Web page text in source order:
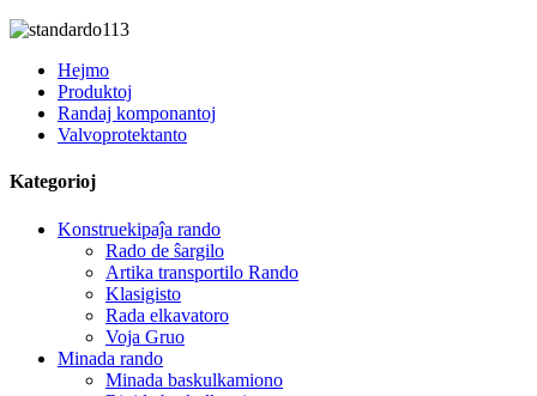
Hejmo
Produktoj
Randaj komponantoj
Valvoprotektanto
Kategorioj
Konstruekipaĵa rando
Rado de ŝargilo
Artika transportilo Rando
Klasigisto
Rada elkavatoro
Voja Gruo
Minada rando
Minada baskulkamiono